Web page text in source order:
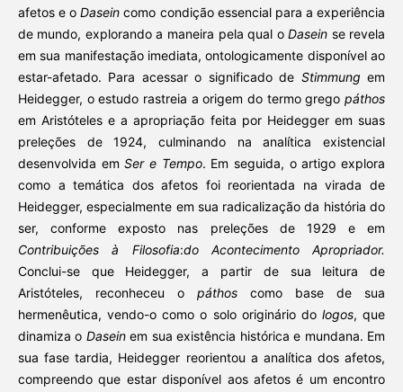
afetos e oDasein como condição essencial para a experiência
de mundo, explorando a maneira pela qual oDasein se revela
em sua manifestação imediata, ontologicamente disponível ao
estar-afetado. Para acessar o significado de Stimmung em
Heidegger, o estudo rastreia a origem do termo gregopáthos
em Aristóteles e a apropriação feita por Heidegger em suas
preleções de 1924, culminando na analítica existencial
desenvolvida emSer e Tempo. Em seguida, o artigo explora
como a temática dos afetos foi reorientada na virada de
Heidegger, especialmente em sua radicalização da história do
ser, conforme exposto nas preleções de 1929 e em
Contribuições à Filosofia:do Acontecimento Apropriador.
Conclui-se que Heidegger, a partir de sua leitura de
Aristóteles, reconheceu o páthos como base de sua
hermenêutica, vendo-o como o solo originário do logos, que
dinamiza o Daseinem sua existência histórica e mundana. Em
sua fase tardia, Heidegger reorientou a analítica dos afetos,
compreendo que estar disponível aos afetos é um encontro